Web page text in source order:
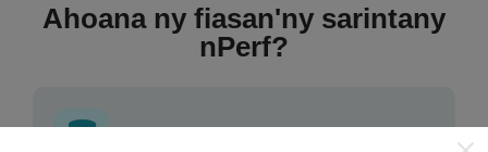
Ahoana ny fiasan'ny sarintany
nPerf?